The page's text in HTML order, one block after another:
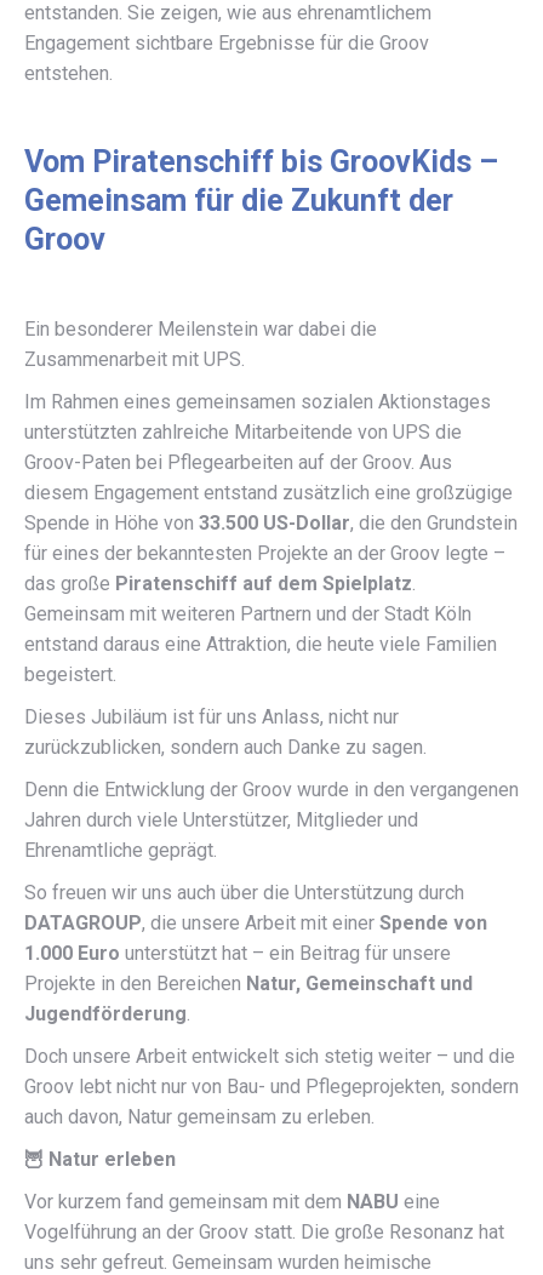
entstanden. Sie zeigen, wie aus ehrenamtlichem
Engagement sichtbare Ergebnisse für die Groov
entstehen.
Vom Piratenschiff bis GroovKids –
Gemeinsam für die Zukunft der
Groov
Ein besonderer Meilenstein war dabei die
Zusammenarbeit mit UPS.
Im Rahmen eines gemeinsamen sozialen Aktionstages
unterstützten zahlreiche Mitarbeitende von UPS die
Groov-Paten bei Pflegearbeiten auf der Groov. Aus
diesem Engagement entstand zusätzlich eine großzügige
Spende in Höhe von 33.500 US-Dollar, die den Grundstein
für eines der bekanntesten Projekte an der Groov legte –
das große Piratenschiff auf dem Spielplatz.
Gemeinsam mit weiteren Partnern und der Stadt Köln
entstand daraus eine Attraktion, die heute viele Familien
begeistert.
Dieses Jubiläum ist für uns Anlass, nicht nur
zurückzublicken, sondern auch Danke zu sagen.
Denn die Entwicklung der Groov wurde in den vergangenen
Jahren durch viele Unterstützer, Mitglieder und
Ehrenamtliche geprägt.
So freuen wir uns auch über die Unterstützung durch
DATAGROUP, die unsere Arbeit mit einer Spende von
1.000 Euro unterstützt hat – ein Beitrag für unsere
Projekte in den Bereichen Natur, Gemeinschaft und
Jugendförderung.
Doch unsere Arbeit entwickelt sich stetig weiter – und die
Groov lebt nicht nur von Bau- und Pflegeprojekten, sondern
auch davon, Natur gemeinsam zu erleben.
🦉 Natur erleben
Vor kurzem fand gemeinsam mit dem NABU eine
Vogelführung an der Groov statt. Die große Resonanz hat
uns sehr gefreut. Gemeinsam wurden heimische